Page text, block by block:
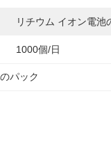
リチウム イオン電池
1000個/日
パック